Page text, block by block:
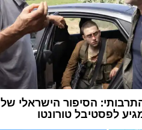
לפסטיבל טורונטו